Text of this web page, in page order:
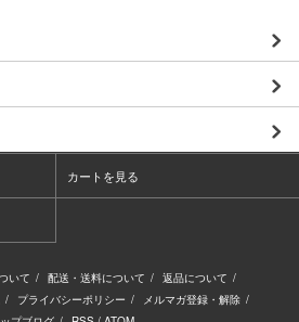
カートを見る
いて / 配送・送料について / 返品について /
/ プライバシーポリシー / メルマガ登録・解除 /